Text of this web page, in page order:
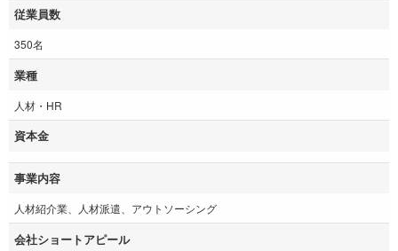
従業員数
350名
業種
人材・HR
資本金
事業内容
人材紹介業、人材派遣、アウトソーシング
会社ショートアピール